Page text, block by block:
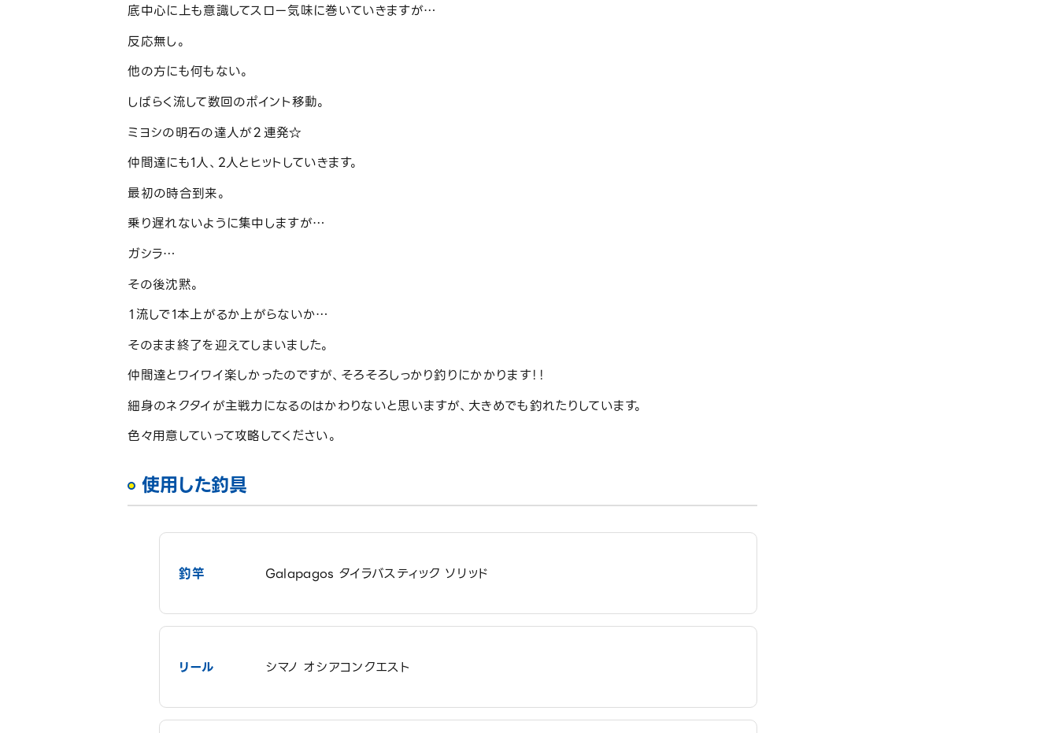
底中心に上も意識してスロー気味に巻いていきますが…
反応無し。
他の方にも何もない。
しばらく流して数回のポイント移動。
ミヨシの明石の達人が２連発☆
仲間達にも1人、2人とヒットしていきます。
最初の時合到来。
乗り遅れないように集中しますが…
ガシラ…
その後沈黙。
１流しで1本上がるか上がらないか…
そのまま終了を迎えてしまいました。
仲間達とワイワイ楽しかったのですが、そろそろしっかり釣りにかかります！！
細身のネクタイが主戦力になるのはかわりないと思いますが、大きめでも釣れたりしています。
色々用意していって攻略してください。
使用した釣具
釣竿 Galapagos タイラバスティック ソリッド
リール シマノ オシアコンクエスト